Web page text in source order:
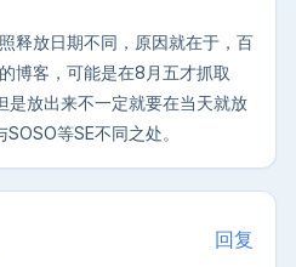
释放日期不同，原因就在于，百
博客，可能是在8月五才抓取
是放出来不一定就要在当天就放
等SE不同之处。
回复